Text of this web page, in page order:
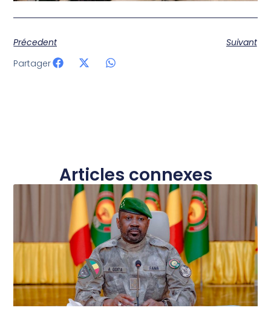
Précedent
Suivant
Partager
Articles connexes